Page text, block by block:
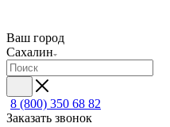
Ваш город
Сахалин
8 (800) 350 68 82
Заказать звонок